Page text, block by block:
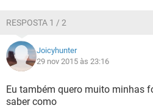
RESPOSTA 1 / 2
Joicyhunter
29 nov 2015 às 23:16
Eu também quero muito minhas
saber como